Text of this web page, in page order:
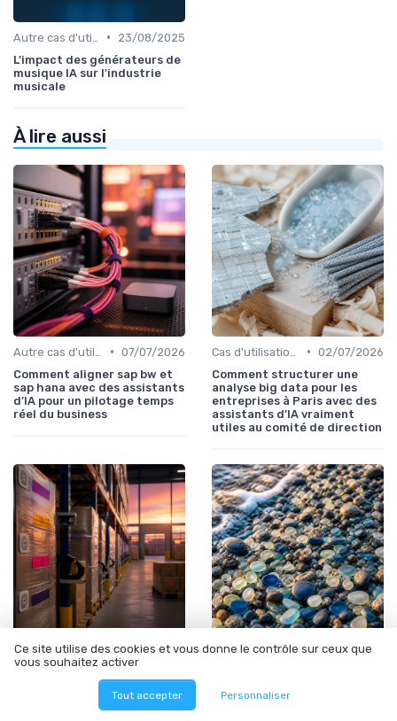
•
23/08/2025
L'impact des générateurs de
musique IA sur l'industrie
musicale
À lire aussi
• 07/07/2026
Comment aligner sap bw et
sap hana avec des assistants
d’IA pour un pilotage temps
réel du business
• 02/07/2026
Comment structurer une
analyse big data pour les
entreprises à Paris avec des
assistants d’IA vraiment
utiles au comité de direction
IA et Automatisation des processus • 06/08/2026
automatiser le sourcing et
les appels d'offres en B2B
Cas d'utilisation IA Business • 28/07/2026
augmenté sans biais
Ce site utilise des cookies et vous donne le contrôle sur ceux que
vous souhaitez activer
Tout accepter Personnaliser